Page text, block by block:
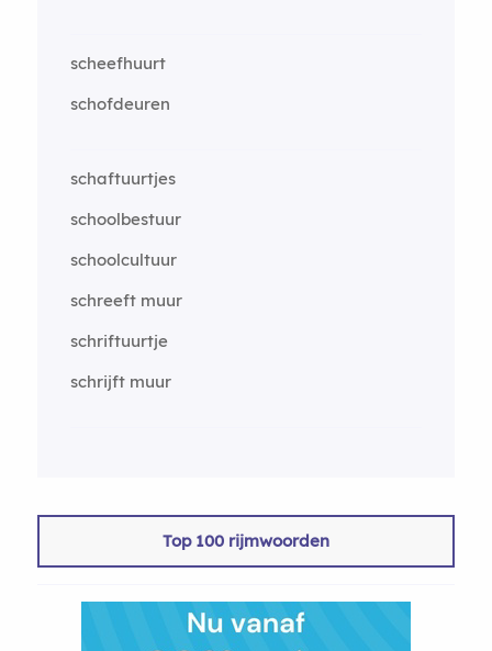
scheefhuurt
schofdeuren
schaftuurtjes
schoolbestuur
schoolcultuur
schreeft muur
schriftuurtje
schrijft muur
Top 100 rijmwoorden